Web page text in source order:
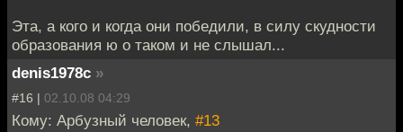
Эта, а кого и когда они победили, в силу скудности
образования ю о таком и не слышал...
denis1978c »
#16 | 02.10.08 04:29
Кому: Арбузный человек, #13